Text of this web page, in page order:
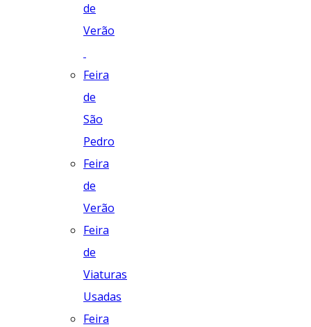
de
Verão
Feira
de
São
Pedro
Feira
de
Verão
Feira
de
Viaturas
Usadas
Feira